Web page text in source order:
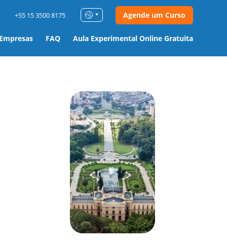
FAQ Aula Experimental Online Gratuita
+55 15 3500 8175 Agende um Curso